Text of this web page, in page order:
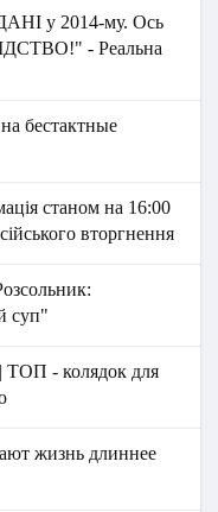
у 2014-му. Ось
- Реальна
бестактные
станом на 16:00
вторгнення
суп"
ТОП - колядок для
жизнь длиннее